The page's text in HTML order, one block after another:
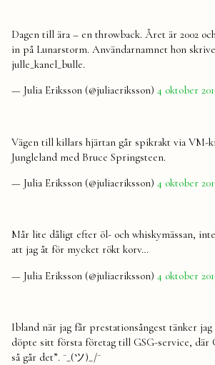
Dagen till ära – en throwback. Året är 2002
in på Lunarstorm. Användarnamnet hon
julle_kanel_bulle.
— Julia Eriksson (@juliaeriksson) 4 oktober
Vägen till killars hjärtan går spikrakt via VM-
Jungleland med Bruce Springsteen.
— Julia Eriksson (@juliaeriksson) 4 oktober
Mår lite dåligt efter öl- och whiskymässan,
att jag åt för mycket rökt korv…
— Julia Eriksson (@juliaeriksson) 4 oktober
Ibland när jag får prestationsångest tänker
döpte sitt första företag till GSG-service, där
så går det”. ¯_(ツ)_/¯